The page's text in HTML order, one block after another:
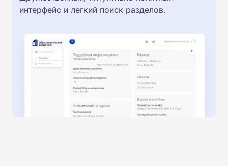
интерфейс и легкий поиск разделов.